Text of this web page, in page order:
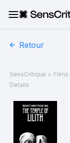
Retour
SensCritique > Films
Details